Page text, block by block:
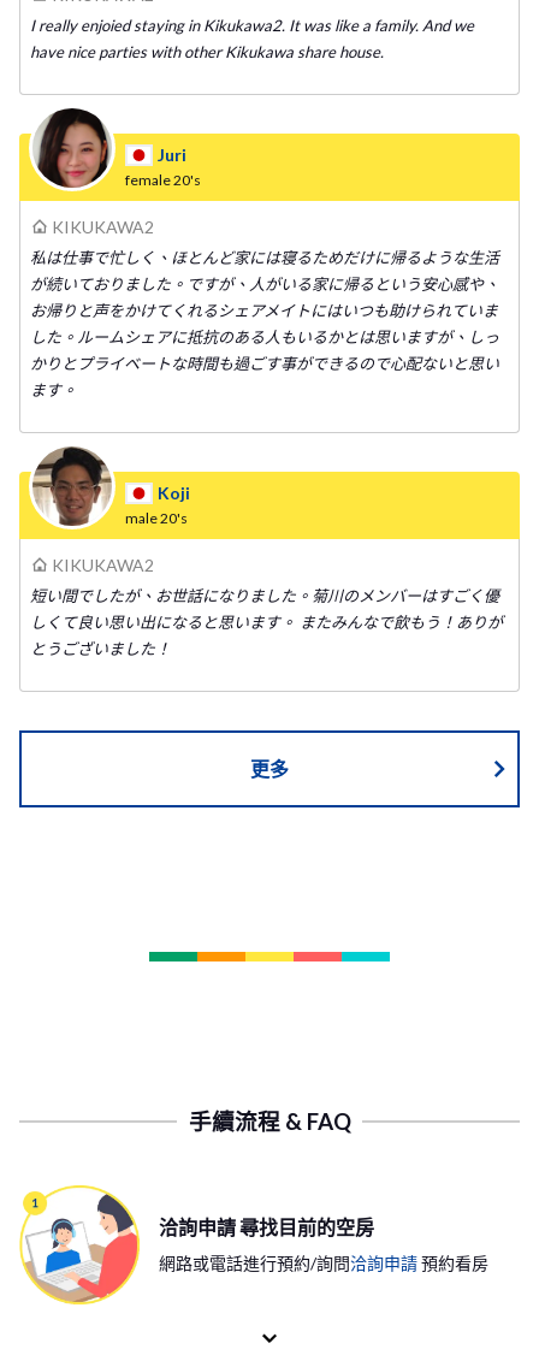
I really enjoied staying in Kikukawa2. It was like a family. And we
have nice parties with other Kikukawa share house.
Juri
female20's
KIKUKAWA2
私は仕事で忙しく、ほとんど家には寝るためだけに帰るような生活
が続いておりました。ですが、人がいる家に帰るという安心感や、
お帰りと声をかけてくれるシェアメイトにはいつも助けられていま
した。ルームシェアに抵抗のある人もいるかとは思いますが、しっ
かりとプライベートな時間も過ごす事ができるので心配ないと思い
ます。
Koji
male20's
KIKUKAWA2
短い間でしたが、お世話になりました。菊川のメンバーはすごく優
しくて良い思い出になると思います。 またみんなで飲もう！ありが
とうございました！
更多
手續流程 & FAQ
洽詢申請 尋找目前的空房
網路或電話進行預約/詢問洽詢申請預約看房